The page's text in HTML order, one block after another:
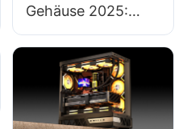
Gehäuse 2025:
Sind Gehäuse aus
Aluminium denen
aus Stahl
überlegen?​